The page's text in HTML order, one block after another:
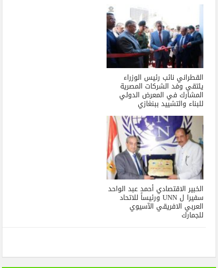
القطراني نائب رئيس الوزراء
يلتقي وفد الشركات المصرية
المشارك في المعرض الدولي
للبناء والتشييد ببنغازي
الخبير الاقتصادي أحمد عبد الواحد
سفيرا ل UNN ورئيساً للاتحاد
العربي الافريقي الآسيوي
للجمارك